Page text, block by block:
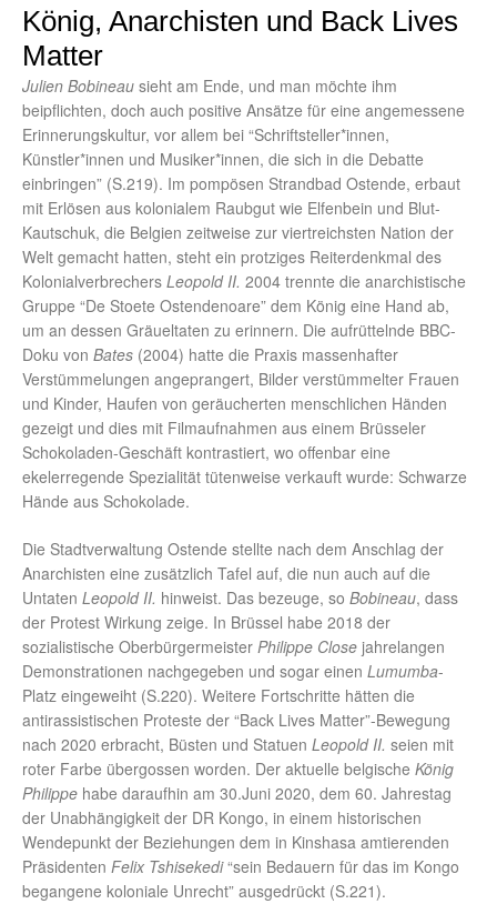
König, Anarchisten und Back Lives
Matter
Julien Bobineau sieht am Ende, und man möchte ihm
beipflichten, doch auch positive Ansätze für eine angemessene
Erinnerungskultur, vor allem bei “Schriftsteller*innen,
Künstler*innen und Musiker*innen, die sich in die Debatte
einbringen” (S.219). Im pompösen Strandbad Ostende, erbaut
mit Erlösen aus kolonialem Raubgut wie Elfenbein und Blut-
Kautschuk, die Belgien zeitweise zur viertreichsten Nation der
Welt gemacht hatten, steht ein protziges Reiterdenkmal des
Kolonialverbrechers Leopold II. 2004 trennte die anarchistische
Gruppe “De Stoete Ostendenoare” dem König eine Hand ab,
um an dessen Gräueltaten zu erinnern. Die aufrüttelnde BBC-
Doku von Bates (2004) hatte die Praxis massenhafter
Verstümmelungen angeprangert, Bilder verstümmelter Frauen
und Kinder, Haufen von geräucherten menschlichen Händen
gezeigt und dies mit Filmaufnahmen aus einem Brüsseler
Schokoladen-Geschäft kontrastiert, wo offenbar eine
ekelerregende Spezialität tütenweise verkauft wurde: Schwarze
Hände aus Schokolade.
Die Stadtverwaltung Ostende stellte nach dem Anschlag der
Anarchisten eine zusätzlich Tafel auf, die nun auch auf die
Untaten Leopold II. hinweist. Das bezeuge, so Bobineau, dass
der Protest Wirkung zeige. In Brüssel habe 2018 der
sozialistische Oberbürgermeister Philippe Close jahrelangen
Demonstrationen nachgegeben und sogar einen Lumumba-
Platz eingeweiht (S.220). Weitere Fortschritte hätten die
antirassistischen Proteste der “Back Lives Matter”-Bewegung
nach 2020 erbracht, Büsten und Statuen Leopold II. seien mit
roter Farbe übergossen worden. Der aktuelle belgische König
Philippe habe daraufhin am 30.Juni 2020, dem 60. Jahrestag
der Unabhängigkeit der DR Kongo, in einem historischen
Wendepunkt der Beziehungen dem in Kinshasa amtierenden
Präsidenten Felix Tshisekedi“sein Bedauern für das im Kongo
begangene koloniale Unrecht” ausgedrückt (S.221).